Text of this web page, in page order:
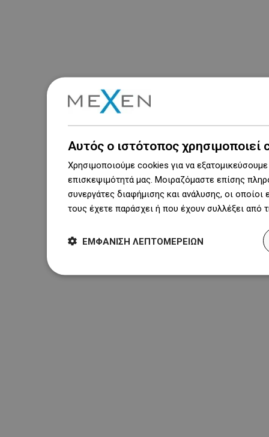
Αυτός ο ιστότοπος χρησιμοποιεί
Χρησιμοποιούμε cookies για να
επισκεψιμότητά μας. Μοιραζόμαστε επίσης
συνεργάτες διαφήμισης και ανάλυσης, οι
τους έχετε παράσχει ή που έχουν συλλέξει
ΕΜΦΆΝΙΣΗ ΛΕΠΤΟΜΕΡΕΙΏΝ